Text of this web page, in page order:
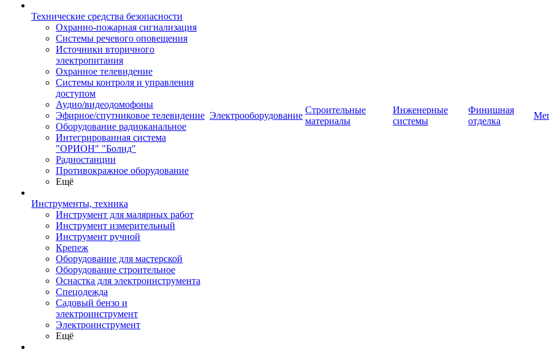
Технические средства безопасности
Охранно-пожарная сигнализация
Системы речевого оповещения
Источники вторичного
электропитания
Охранное телевидение
Системы контроля и управления
доступом
Аудио/видеодомофоны
Эфирное/спутниковое телевидение
Оборудование радиоканальное
Интегрированная система
"ОРИОН" "Болид"
Радиостанции
Противокражное оборудование
Ещё
Инструменты, техника
Инструмент для малярных работ
Инструмент измерительный
Инструмент ручной
Крепеж
Оборудование для мастерской
Оборудование строительное
Оснастка для электроинструмента
Спецодежда
Садовый бензо и
электроинструмент
Электроинструмент
Ещё
Электрооборудование
Строительные
материалы
Инженерные
системы
Финишная
отделка